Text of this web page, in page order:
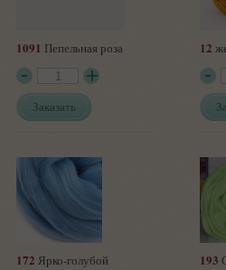
1091 Пепельная роза
Заказать
12
172 Ярко-голубой 193